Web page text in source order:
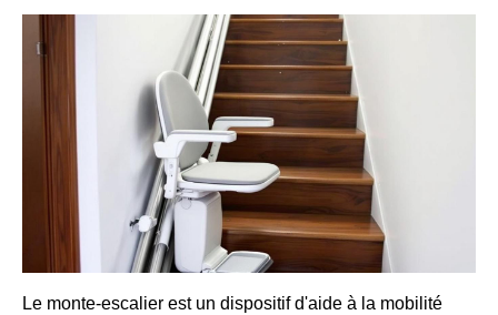
Le monte-escalier est un dispositif d'aide à la mobilité